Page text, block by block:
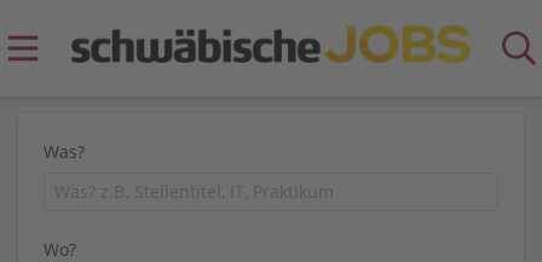
Was?
Wo?